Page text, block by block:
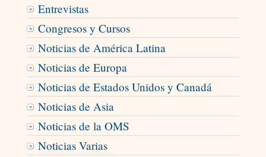
Entrevistas
Congresos y Cursos
Noticias de América Latina
Noticias de Europa
Noticias de Estados Unidos y Canadá
Noticias de Asia
Noticias de la OMS
Noticias Varias